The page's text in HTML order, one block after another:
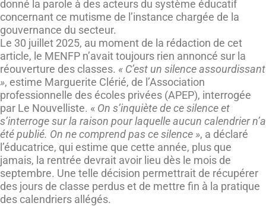
donné la parole à des acteurs du système éducatif
concernant ce mutisme de l’instance chargée de la
gouvernance du secteur.
Le 30 juillet 2025, au moment de la rédaction de cet
article, le MENFP n’avait toujours rien annoncé sur la
réouverture des classes. « C’est un silence assourdissant
», estime Marguerite Clérié, de l’Association
professionnelle des écoles privées (APEP), interrogée
par Le Nouvelliste. « On s’inquiète de ce silence et
s’interroge sur la raison pour laquelle aucun calendrier n’a
été publié. On ne comprend pas ce silence », a déclaré
l’éducatrice, qui estime que cette année, plus que
jamais, la rentrée devrait avoir lieu dès le mois de
septembre. Une telle décision permettrait de récupérer
des jours de classe perdus et de mettre fin à la pratique
des calendriers allégés.